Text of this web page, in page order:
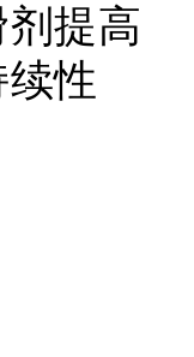
提高
性